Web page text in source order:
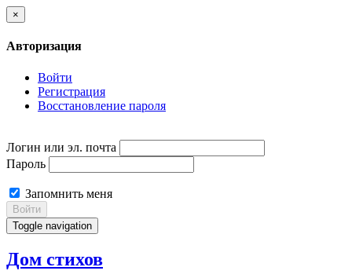
×
Авторизация
Войти
Регистрация
Восстановление пароля
Логин или эл. почта
Пароль
Запомнить меня
Войти
Toggle navigation
Дом стихов